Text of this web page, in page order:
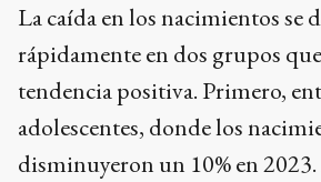
La caída en los nacimientos se
rápidamente en dos grupos
tendencia positiva. Primero,
adolescentes, donde los
disminuyeron un 10% en 2023.